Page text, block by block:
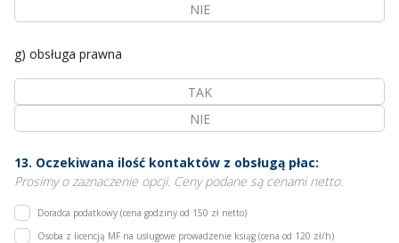
NIE
g) obsługa prawna
TAK
NIE
13. Oczekiwana ilość kontaktów z obsługą płac:
Prosimy o zaznaczenie opcji. Ceny podane są cenami netto.
Doradca podatkowy (cena godziny od 150 zł netto)
Osoba z licencją MF na usługowe prowadzenie ksiąg (cena od 120 zł/h)